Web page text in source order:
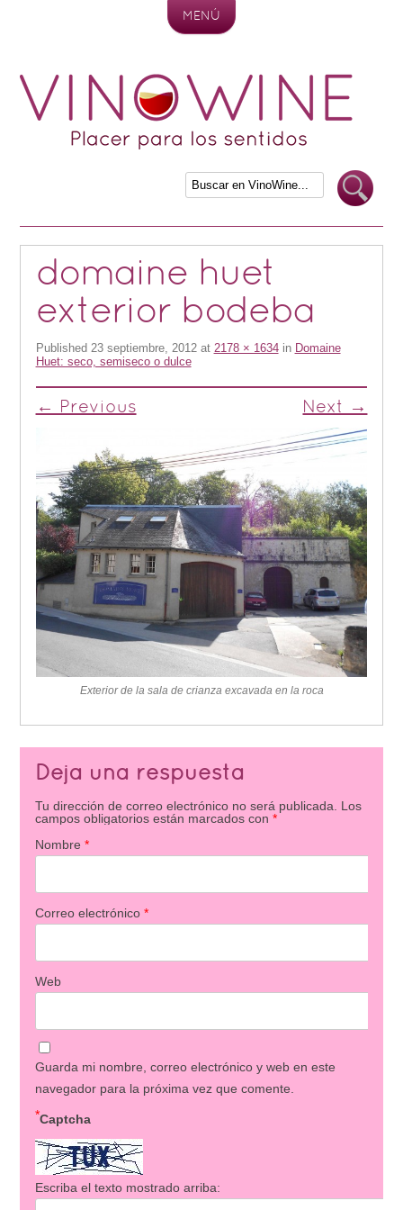
MENÚ
domaine huet
exterior bodeba
Published 23 septiembre, 2012at 2178 × 1634in Domaine
Huet: seco, semiseco o dulce
← Previous Next →
Exterior de la sala de crianza excavada en la roca
Deja una respuesta
Tu dirección de correo electrónico no será publicada.
Los
campos obligatorios están marcados con *
Nombre *
Correo electrónico *
Web
Guarda mi nombre, correo electrónico y web en este
navegador para la próxima vez que comente.
Captcha
*
Escriba el texto mostrado arriba: